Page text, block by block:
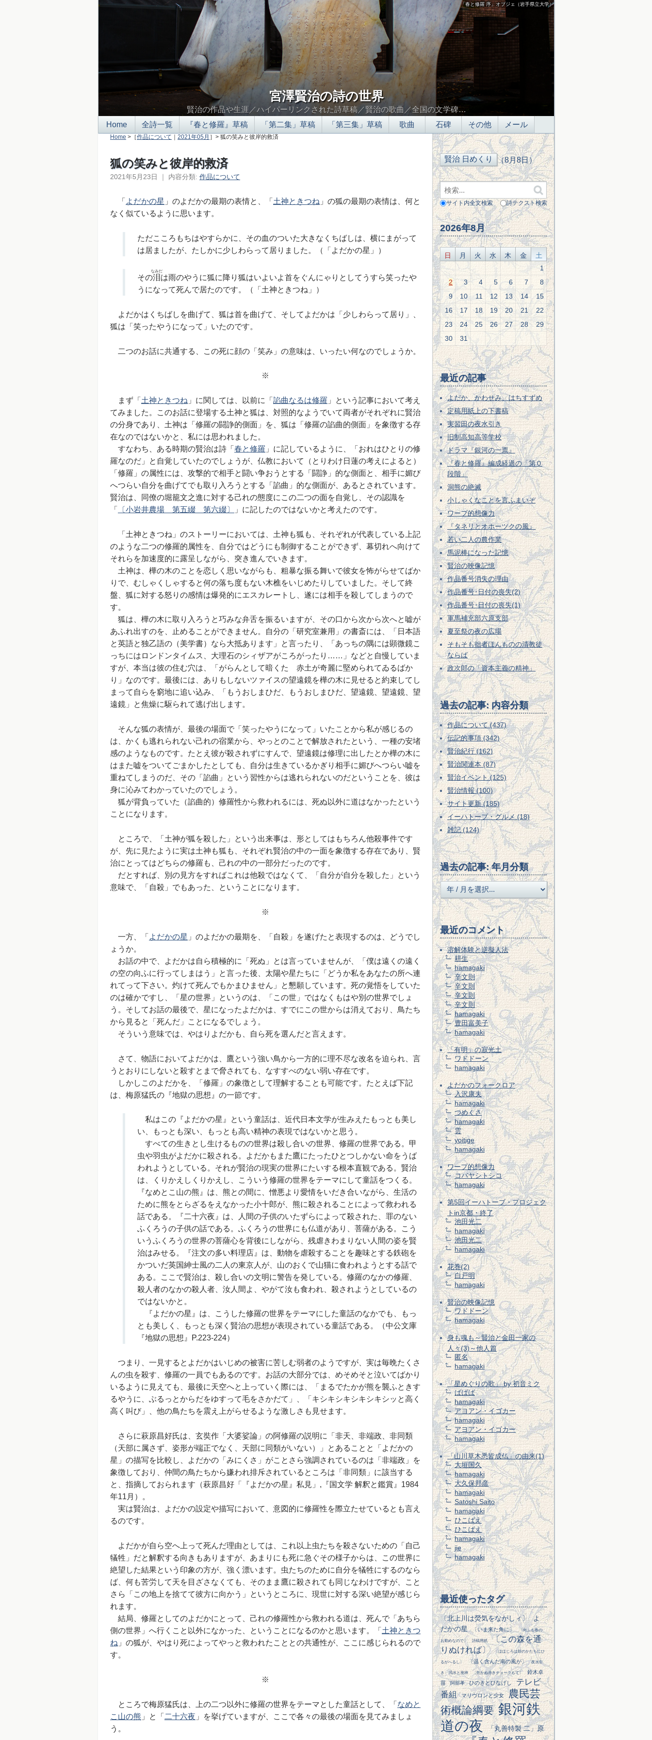
「春と修羅 序」オブジェ（岩手県立大学）
宮澤賢治の詩の世界
賢治の作品や生涯／ハイパーリンクされた詩草稿／賢治の歌曲／全国の文学碑…
Home
全詩一覧 『春と修羅』草稿 「第二集」草稿 「第三集」草稿 歌曲 石碑 その他 メール
Home >［作品について ｜ 2021年05月 ］> 狐の笑みと彼岸的救済
狐の笑みと彼岸的救済
2021年5月23日 ｜ 内容分類: 作品について
「 よだかの星 」のよだかの最期の表情と、「 土神ときつね 」の狐の最期の表情は、何と
なく似ているように思います。
ただこころもちはやすらかに、その血のついた大きなくちばしは、横にまがって
は居ましたが、たしかに少しわらって居りました。（「よだかの星」）
その泪
なみだ
は雨のやうに狐に降り狐はいよいよ首をぐんにゃりとしてうすら笑ったや
うになって死んで居たのです。（「土神ときつね」）
よだかはくちばしを曲げて、狐は首を曲げて、そしてよだかは「少しわらって居り」、
狐は「笑ったやうになって」いたのです。
二つのお話に共通する、この死に顔の「笑み」の意味は、いったい何なのでしょうか。
※
まず「 土神ときつね 」に関しては、以前に「 諂曲なるは修羅 」という記事において考え
てみました。このお話に登場する土神と狐は、対照的なようでいて両者がそれぞれに賢治
の分身であり、土神は「修羅の闘諍的側面」を、狐は「修羅の諂曲的側面」を象徴する存
在なのではないかと、私には思われました。
すなわち、ある時期の賢治は詩「 春と修羅 」に記しているように、「おれはひとりの修
羅なのだ」と自覚していたのでしょうが、仏教において（とりわけ日蓮の考えによると）
「修羅」の属性には、攻撃的で相手と闘い争おうとする「闘諍」的な側面と、相手に媚び
へつらい自分を曲げてでも取り入ろうとする「諂曲」的な側面が、あるとされています。
賢治は、同僚の堀籠文之進に対する己れの態度にこの二つの面を自覚し、その認識を
「
〔小岩井農場 第五綴 第六綴〕 」に記したのではないかと考えたのです。
「土神ときつね」のストーリーにおいては、土神も狐も、それぞれが代表している上記
のような二つの修羅的属性を、自分ではどうにも制御することができず、幕切れへ向けて
それらを加速度的に露呈しながら、突き進んでいきます。
土神は、樺の木のことを恋しく思いながらも、粗暴な振る舞いで彼女を怖がらせてばか
りで、むしゃくしゃすると何の落ち度もない木樵をいじめたりしていました。そして終
盤、狐に対する怒りの感情は爆発的にエスカレートし、遂には相手を殺してしまうので
す。
狐は、樺の木に取り入ろうと巧みな弁舌を振るいますが、その口から次から次へと嘘が
あふれ出すのを、止めることができません。自分の「研究室兼用」の書斎には、「日本語
と英語と独乙語の（美学書）なら大抵あります」と言ったり、「あっちの隅には顕微鏡こ
っちにはロンドンタイムス、大理石のシィザアがころがったり……」などと自慢していま
すが、本当は彼の住む穴は、「がらんとして暗くたゞ赤土が奇麗に堅められてゐるばか
り」なのです。最後には、ありもしないツァイスの望遠鏡を樺の木に見せると約束してし
まって自らを窮地に追い込み、「もうおしまひだ、もうおしまひだ、望遠鏡、望遠鏡、望
遠鏡」と焦燥に駆られて逃げ出します。
そんな狐の表情が、最後の場面で「笑ったやうになって」いたことから私が感じるの
は、かくも逃れられない己れの宿業から、やっとのことで解放されたという、一種の安堵
感のようなものです。たとえ彼が殺されずにすんで、望遠鏡は修理に出したとか樺の木に
はまた嘘をついてごまかしたとしても、自分は生きているかぎり相手に媚びへつらい嘘を
重ねてしまうのだ、その「諂曲」という習性からは逃れられないのだということを、彼は
身に沁みてわかっていたのでしょう。
狐が背負っていた（諂曲的）修羅性から救われるには、死ぬ以外に道はなかったという
ことになります。
ところで、「土神が狐を殺した」という出来事は、形としてはもちろん他殺事件です
が、先に見たように実は土神も狐も、それぞれ賢治の中の一面を象徴する存在であり、賢
治にとってはどちらの修羅も、己れの中の一部分だったのです。
だとすれば、別の見方をすればこれは他殺ではなくて、「自分が自分を殺した」という
意味で、「自殺」でもあった、ということになります。
※
一方、「 よだかの星 」のよだかの最期を、「自殺」を遂げたと表現するのは、どうでし
ょうか。
お話の中で、よだかは自ら積極的に「死ぬ」とは言っていませんが、「僕は遠くの遠く
の空の向ふに行ってしまはう」と言った後、太陽や星たちに「どうか私をあなたの所へ連
れてって下さい。灼けて死んでもかまひません」と懇願しています。死の覚悟をしていた
のは確かですし、「星の世界」というのは、「この世」ではなくもはや別の世界でしょ
う。そしてお話の最後で、星になったよだかは、すでにこの世からは消えており、鳥たち
から見ると「死んだ」ことになるでしょう。
そういう意味では、やはりよだかも、自ら死を選んだと言えます。
さて、物語においてよだかは、鷹という強い鳥から一方的に理不尽な改名を迫られ、言
うとおりにしないと殺すとまで脅されても、なすすべのない弱い存在です。
しかしこのよだかを、「修羅」の象徴として理解することも可能です。たとえば下記
は、梅原猛氏の『地獄の思想』の一節です。
私はこの『よだかの星』という童話は、近代日本文学が生みえたもっとも美し
い、もっとも深い、もっとも高い精神の表現ではないかと思う。
すべての生きとし生けるものの世界は殺し合いの世界、修羅の世界である。甲
虫や羽虫がよだかに殺される。よだかもまた鷹にたったひとつしかない命をうば
われようとしている。それが賢治の現実の世界にたいする根本直観である。賢治
は、くりかえしくりかえし、こういう修羅の世界をテーマにして童話をつくる。
『なめとこ山の熊』は、熊との間に、憎悪より愛情をいだき合いながら、生活の
ために熊をとらざるをえなかった小十郎が、熊に殺されることによって救われる
話である。『二十六夜』は、人間の子供のいたずらによって殺された、罪のない
ふくろうの子供の話である。ふくろうの世界にも仏道があり、菩薩がある。こう
いうふくろうの世界の菩薩心を背後にしながら、残虐きわまりない人間の姿を賢
治はみせる。『注文の多い料理店』は、動物を虐殺することを趣味とする鉄砲を
かついだ英国紳士風の二人の東京人が、山のおくで山猫に食われようとする話で
ある。ここで賢治は、殺し合いの文明に警告を発している。修羅のなかの修羅、
殺人者のなかの殺人者、汝人間よ、やがて汝も食われ、殺されようとしているの
ではないかと。
『よだかの星』は、こうした修羅の世界をテーマにした童話のなかでも、もっ
とも美しく、もっとも深く賢治の思想が表現されている童話である。（中公文庫
『地獄の思想』P.223-224）
つまり、一見するとよだかはいじめの被害に苦しむ弱者のようですが、実は毎晩たくさ
んの虫を殺す、修羅の一員でもあるのです。お話の大部分では、めそめそと泣いてばかり
いるように見えても、最後に天空へと上っていく際には、「まるでたかが熊を襲ふときす
るやうに、ぶるっとからだをゆすって毛をさかだて」、「キシキシキシキシキシッと高く
高く叫び」、他の鳥たちを震え上がらせるような激しさも見せます。
さらに萩原昌好氏は、玄奘作「大婆娑論」の阿修羅の説明に「非天、非端政、非同類
（天部に属さず、姿形が端正でなく、天部に同類がいない）」とあることと「よだかの
星」の描写を比較し、よだかの「みにくさ」がことさら強調されているのは「非端政」を
象徴しており、仲間の鳥たちから嫌われ排斥されているところは「非同類」に該当する
と、指摘しておられます（萩原昌好「『よだかの星』私見」,『国文学 解釈と鑑賞』1984
年11月）。
実は賢治は、よだかの設定や描写において、意図的に修羅性を際立たせているとも言え
るのです。
よだかが自ら空へ上って死んだ理由としては、これ以上虫たちを殺さないための「自己
犠牲」だと解釈する向きもありますが、あまりにも死に急ぐその様子からは、この世界に
絶望した結果という印象の方が、強く漂います。虫たちのために自分を犠牲にするのなら
ば、何も苦労して天を目ざさなくても、そのまま鷹に殺されても同じなわけですが、こと
さら「この地上を捨てて彼方に向かう」というところに、現世に対する深い絶望が感じら
れます。
結局、修羅としてのよだかにとって、己れの修羅性から救われる道は、死んで「あちら
側の世界」へ行くこと以外になかった、ということになるのかと思います。「 土神ときつ
ね 」の狐が、やはり死によってやっと救われたこととの共通性が、ここに感じられるので
す。
※
ところで梅原猛氏は、上の二つ以外に修羅の世界をテーマとした童話として、「 なめと
こ山の熊 」と「 二十六夜 」を挙げていますが、ここで各々の最後の場面を見てみましょ
う。
（8月8日）
サイト内全文検索 詩テクスト検索
2026年8月
日 月 火 水 木 金
土
1
2
3 4 5 6 7
8
9
10 11 12 13 14
15
16
17 18 19 20 21
22
23
24 25 26 27 28
29
30
31
最近の記事
よだか、かわせみ、はちすずめ
定稿用紙上の下書稿
実習田の夜水引き
旧制高知高等学校
ドラマ『銀河の一票』
『春と修羅』編成経過の「第０
段階」
洞熊の絶滅
小しゃくなことを言ふまいぞ
ワープ的想像力
『タネリとオホーツクの風』
若い二人の農作業
馬泥棒になった記憶
賢治の映像記憶
作品番号消失の理由
作品番号･日付の喪失(2)
作品番号･日付の喪失(1)
軍馬補充部六原支部
夏至祭の夜の広場
そもそも拙者ほんものの清教徒
ならば
政次郎の「資本主義の精神」
過去の記事: 内容分類
作品について (437)
伝記的事項 (342)
賢治紀行 (162)
賢治関連本 (87)
賢治イベント (125)
賢治情報 (100)
サイト更新 (185)
イーハトーブ・グルメ (18)
雑記 (124)
過去の記事: 年月分類
最近のコメント
溶解体験と逆擬人法
耕生
hamagaki
辛文則
辛文則
辛文則
辛文則
hamagaki
豊田富美子
hamagaki
「有明」の寂光土
ワドドーン
hamagaki
よだかのフォークロア
入沢康夫
hamagaki
つめくさ
hamagaki
雲
yoitige
hamagaki
ワープ的想像力
コバヤシトシコ
hamagaki
第5回イーハトーブ・プロジェク
トin京都・終了
池田光二
hamagaki
池田光二
hamagaki
花巻(2)
白戸明
hamagaki
賢治の映像記憶
ワドドーン
hamagaki
身も魂も～賢治と金田一家の
人々(3)～他人篇
匿名
hamagaki
「星めぐりの歌」 by 初音ミク
ばばば
hamagaki
アヨアン・イゴカー
hamagaki
アヨアン・イゴカー
hamagaki
「山川草木悉皆成仏」の由来(1)
大垣国久
hamagaki
大久保邦彦
hamagaki
Satoshi Saito
hamagaki
ひこばえ
ひこばえ
hamagaki
jie
hamagaki
最近使ったタグ
〔北上川は熒気をながしィ〕 よ
だかの星
〔いま来た角に〕 〔向ふも春の
お勤めなので〕 詩稿用紙
〔この森を通
りぬければ〕
〔ほほじろは鼓のかたちにひ
るがへるし〕 〔温く含んだ南の風が〕 夜水引
き 渇水と座禅 〔乾かぬ赤きチョークもて〕
鈴木卓
苗
阿部孝 ひのきとひなげし
テレビ
番組
マリヴロンと少女
農民芸
術概論綱要 銀河鉄
道の夜
「丸善特製 二」原